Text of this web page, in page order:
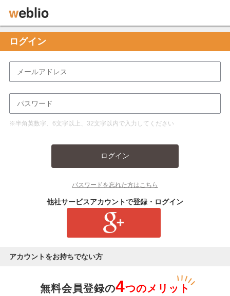
ログイン
※半角英数字、6文字以上、32文字以内で入力してください
ログイン
パスワードを忘れた方はこちら
他社サービスアカウントで登録・ログイン
アカウントをお持ちでない方
無料会員登録の4つのメリット